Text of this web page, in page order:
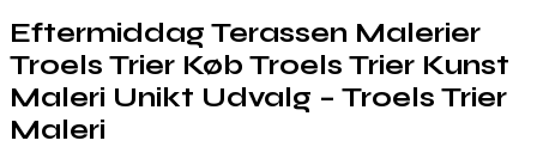
Eftermiddag Terassen Malerier
Troels Trier Køb Troels Trier Kunst
Maleri Unikt Udvalg – Troels Trier
Maleri